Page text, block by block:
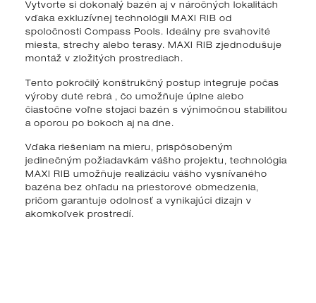
Vytvorte si dokonalý bazén aj v náročných lokalitách
vďaka exkluzívnej technológii MAXI RIB od
spoločnosti Compass Pools. Ideálny pre svahovité
miesta, strechy alebo terasy. MAXI RIB zjednodušuje
montáž v zložitých prostrediach.
Tento pokročilý konštrukčný postup integruje počas
výroby duté rebrá , čo umožňuje úplne alebo
čiastočne voľne stojaci bazén s výnimočnou stabilitou
a oporou po bokoch aj na dne.
Vďaka riešeniam na mieru, prispôsobeným
jedinečným požiadavkám vášho projektu, technológia
MAXI RIB umožňuje realizáciu vášho vysnívaného
bazéna bez ohľadu na priestorové obmedzenia,
pričom garantuje odolnosť a vynikajúci dizajn v
akomkoľvek prostredí.